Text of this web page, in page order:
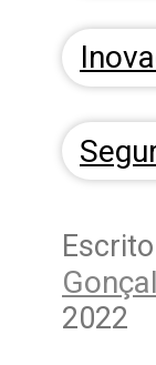
2022